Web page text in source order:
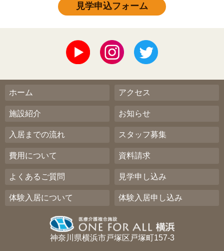
見学申込フォーム
ホーム
施設紹介
入居までの流れ
費用について
よくあるご質問
体験入居について
アクセス
お知らせ
スタッフ募集
資料請求
見学申し込み
体験入居申し込み
神奈川県横浜市戸塚区戸塚町157-3